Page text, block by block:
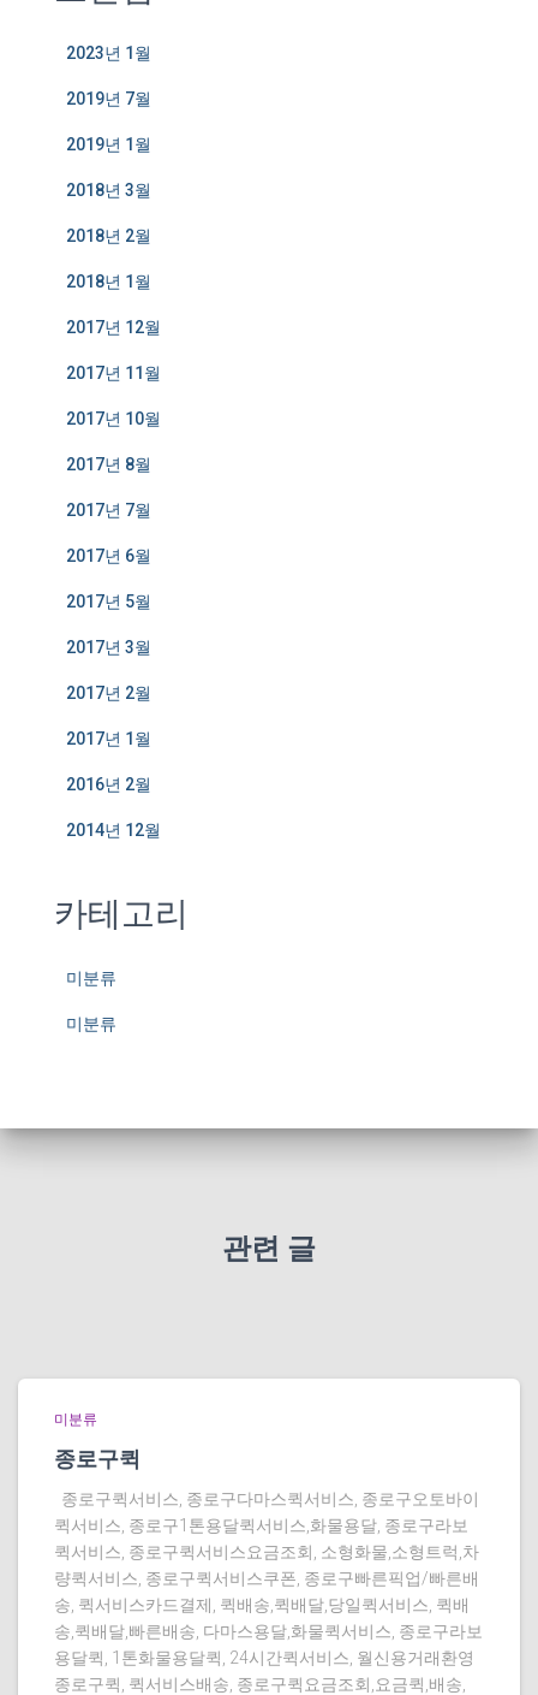
2023년 1월
2019년 7월
2019년 1월
2018년 3월
2018년 2월
2018년 1월
2017년 12월
2017년 11월
2017년 10월
2017년 8월
2017년 7월
2017년 6월
2017년 5월
2017년 3월
2017년 2월
2017년 1월
2016년 2월
2014년 12월
카테고리
미분류
미분류
관련 글
미분류
종로구퀵
종로구퀵서비스, 종로구다마스퀵서비스, 종로구오토바이
퀵서비스, 종로구1톤용달퀵서비스,화물용달, 종로구라보
퀵서비스, 종로구퀵서비스요금조회, 소형화물,소형트럭,차
량퀵서비스, 종로구퀵서비스쿠폰, 종로구빠른픽업/빠른배
송, 퀵서비스카드결제, 퀵배송,퀵배달,당일퀵서비스, 퀵배
송,퀵배달,빠른배송, 다마스용달,화물퀵서비스, 종로구라보
용달퀵, 1톤화물용달퀵, 24시간퀵서비스, 월신용거래환영
종로구퀵, 퀵서비스배송, 종로구퀵요금조회,요금퀵,배송,